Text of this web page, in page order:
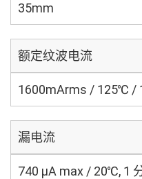
35mm
额定纹波电流
1600mArms / 125℃ /
漏电流
740 μA max / 20℃, 1